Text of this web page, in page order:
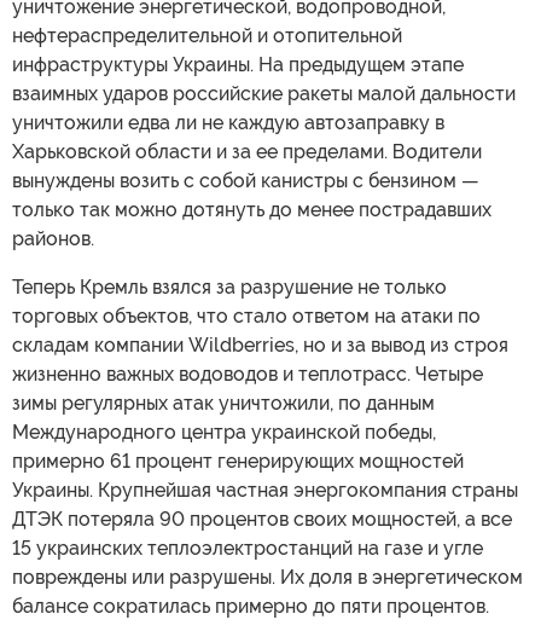
уничтожение энергетической, водопроводной,
нефтераспределительной и отопительной
инфраструктуры Украины. На предыдущем этапе
взаимных ударов российские ракеты малой дальности
уничтожили едва ли не каждую автозаправку в
Харьковской области и за ее пределами. Водители
вынуждены возить с собой канистры с бензином —
только так можно дотянуть до менее пострадавших
районов.
Теперь Кремль взялся за разрушение не только
торговых объектов, что стало ответом на атаки по
складам компании Wildberries, но и за вывод из строя
жизненно важных водоводов и теплотрасс. Четыре
зимы регулярных атак уничтожили, по данным
Международного центра украинской победы,
примерно 61 процент генерирующих мощностей
Украины. Крупнейшая частная энергокомпания страны
ДТЭК потеряла 90 процентов своих мощностей, а все
15 украинских теплоэлектростанций на газе и угле
повреждены или разрушены. Их доля в энергетическом
балансе сократилась примерно до пяти процентов.